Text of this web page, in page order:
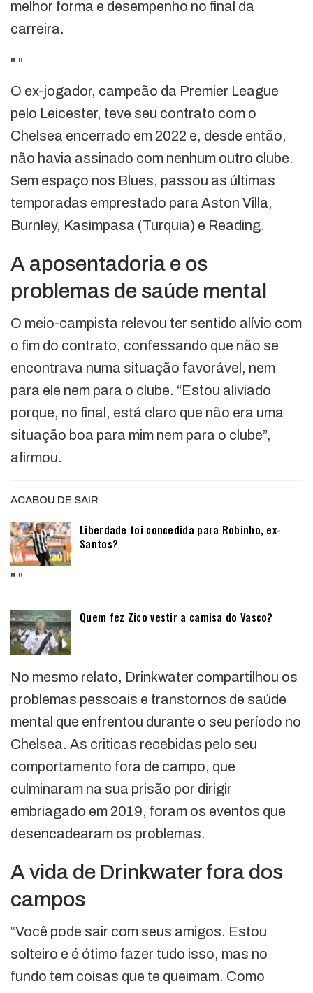
melhor forma e desempenho no final da
carreira.
" "
O ex-jogador, campeão da Premier League
pelo Leicester, teve seu contrato com o
Chelsea encerrado em 2022 e, desde então,
não havia assinado com nenhum outro clube.
Sem espaço nos Blues, passou as últimas
temporadas emprestado para Aston Villa,
Burnley, Kasimpasa (Turquia) e Reading.
A aposentadoria e os
problemas de saúde mental
O meio-campista relevou ter sentido alívio com
o fim do contrato, confessando que não se
encontrava numa situação favorável, nem
para ele nem para o clube. “Estou aliviado
porque, no final, está claro que não era uma
situação boa para mim nem para o clube”,
afirmou.
ACABOU DE SAIR
Liberdade foi concedida para Robinho, ex-
Santos?
" "
Quem fez Zico vestir a camisa do Vasco?
No mesmo relato, Drinkwater compartilhou os
problemas pessoais e transtornos de saúde
mental que enfrentou durante o seu período no
Chelsea. As criticas recebidas pelo seu
comportamento fora de campo, que
culminaram na sua prisão por dirigir
embriagado em 2019, foram os eventos que
desencadearam os problemas.
A vida de Drinkwater fora dos
campos
“Você pode sair com seus amigos. Estou
solteiro e é ótimo fazer tudo isso, mas no
fundo tem coisas que te queimam. Como